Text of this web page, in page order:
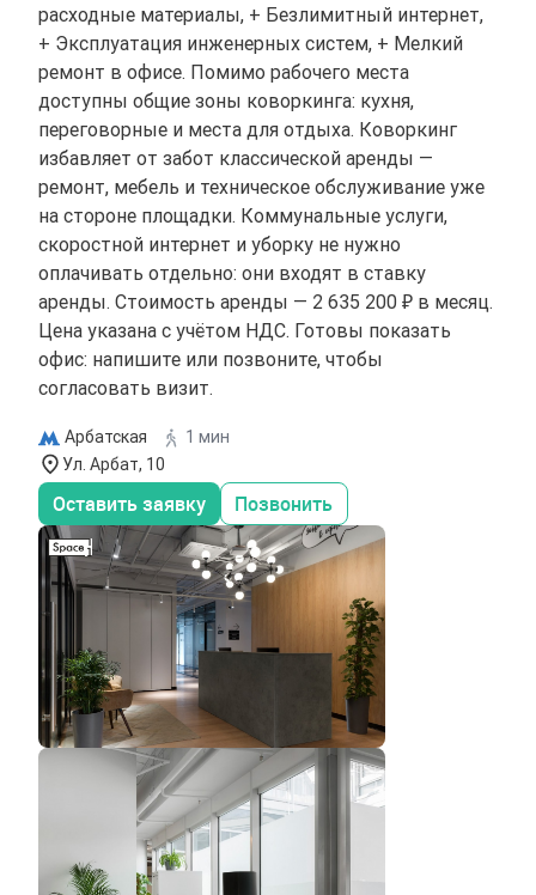
расходные материалы, + Безлимитный интернет,
+ Эксплуатация инженерных систем, + Мелкий
ремонт в офисе. Помимо рабочего места
доступны общие зоны коворкинга: кухня,
переговорные и места для отдыха. Коворкинг
избавляет от забот классической аренды —
ремонт, мебель и техническое обслуживание уже
на стороне площадки. Коммунальные услуги,
скоростной интернет и уборку не нужно
оплачивать отдельно: они входят в ставку
аренды. Стоимость аренды — 2 635 200 ₽ в месяц.
Цена указана с учётом НДС. Готовы показать
офис: напишите или позвоните, чтобы
согласовать визит.
Арбатская
1 мин
Ул. Арбат, 10
Оставить заявку Позвонить